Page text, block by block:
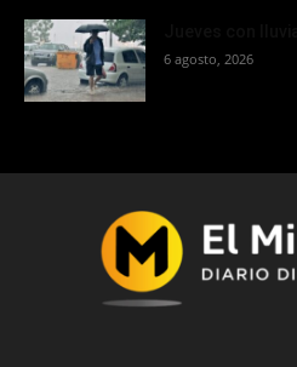
6 agosto, 2026